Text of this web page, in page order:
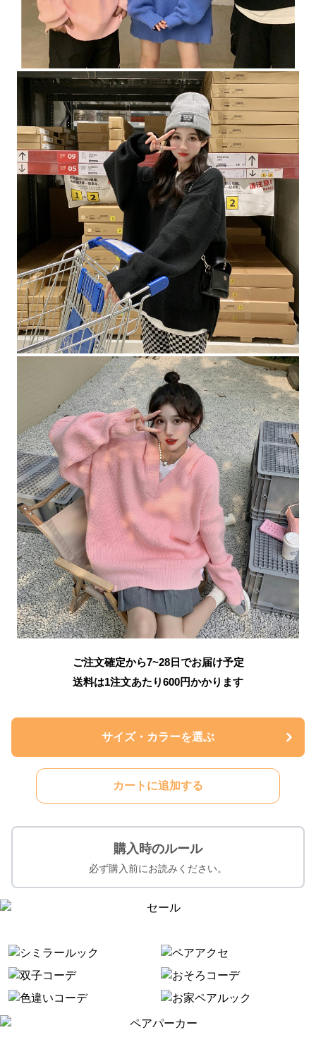
ご注文確定から7~28日でお届け予定
送料は1注文あたり600円かかります
サイズ・カラーを選ぶ
カートに追加する
購入時のルール
必ず購入前にお読みください。